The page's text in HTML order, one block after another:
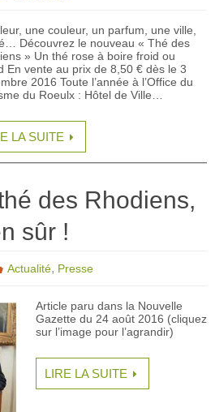
une couleur, un parfum, une ville,
Découvrez le nouveau « Thé des
» Un thé rose à boire froid ou
En vente au prix de 8,50 € dès le 3
2016 Toute l’année à l’Office du
du Roeulx : Hôtel de Ville…
LA SUITE
des Rhodiens,
sûr !
Actualité, Presse
Article paru dans la Nouvelle
Gazette du 24 août 2016 (cliquez
sur l’image pour l’agrandir)
LIRE LA SUITE